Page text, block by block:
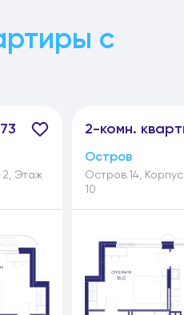
с
2, Этаж
2-комн.
Остров
Остров.14,
10